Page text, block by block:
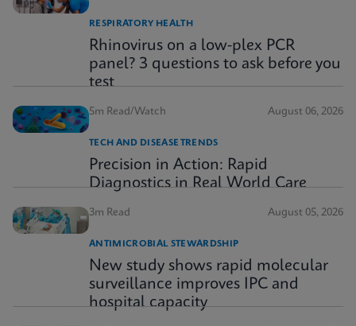
RESPIRATORY HEALTH
Rhinovirus on a low-plex PCR
panel? 3 questions to ask before you
test
5m Read/Watch August 06, 2026
TECH AND DISEASE TRENDS
Precision in Action: Rapid
Diagnostics in Real World Care
3m Read August 05, 2026
ANTIMICROBIAL STEWARDSHIP
New study shows rapid molecular
surveillance improves IPC and
hospital capacity